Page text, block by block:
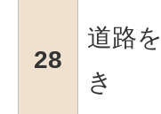
28
道路
き